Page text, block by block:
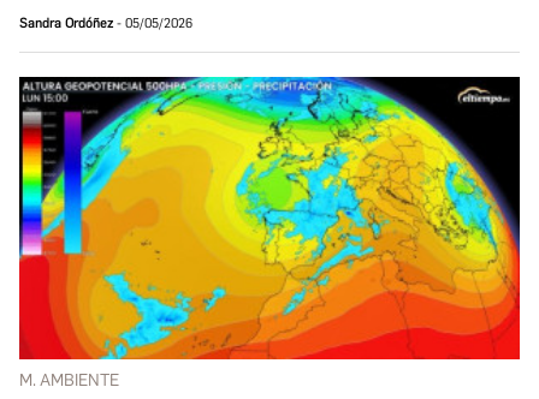
Sandra Ordóñez 05/05/2026
M. AMBIENTE